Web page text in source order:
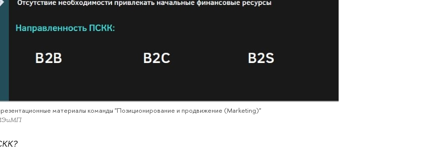
материалы команды "Позиционирование и продвижение (Marketing)"